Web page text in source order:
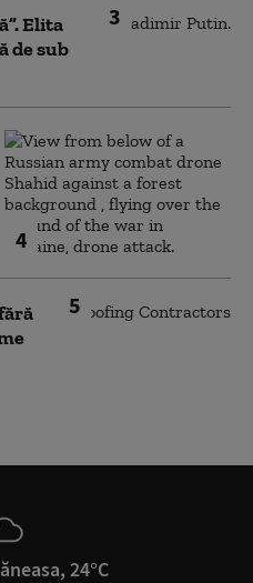
3
Elita
de sub
4
5
24°C